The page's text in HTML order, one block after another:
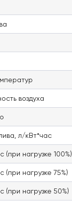
воздуха
л/кВт*час
нагрузке 100%)
нагрузке 75%)
(при нагрузке 50%)